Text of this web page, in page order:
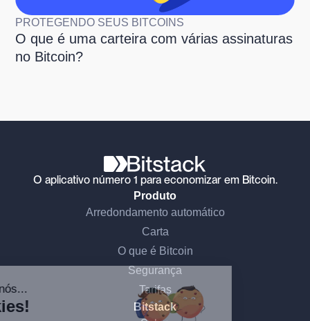
Continue sem consentimento
Olá, somos nós...
os Cookies!
PROTEGENDO SEUS BITCOINS
O que é uma carteira com várias assinaturas
no Bitcoin?
O aplicativo número 1 para economizar em Bitcoin.
Produto
Arredondamento automático
Carta
O que é Bitcoin
Segurança
Tarifas
Bitstack